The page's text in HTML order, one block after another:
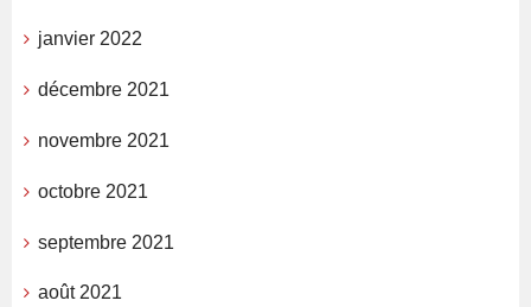
janvier 2022
décembre 2021
novembre 2021
octobre 2021
septembre 2021
août 2021